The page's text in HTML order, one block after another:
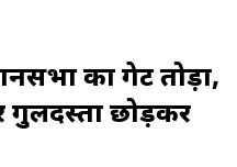
का गेट तोड़ा,
गुलदस्ता छोड़कर